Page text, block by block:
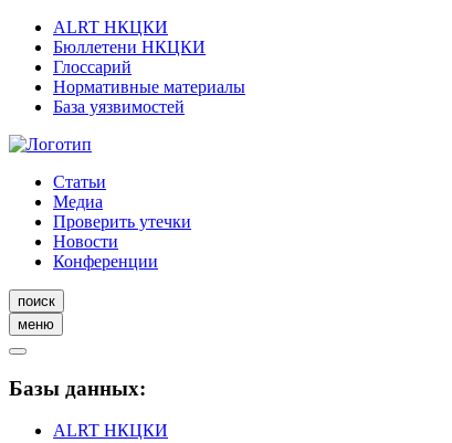
ALRT НКЦКИ
Бюллетени НКЦКИ
Глоссарий
Нормативные материалы
База уязвимостей
Статьи
Медиа
Проверить утечки
Новости
Конференции
поиск
меню
Базы данных:
ALRT НКЦКИ